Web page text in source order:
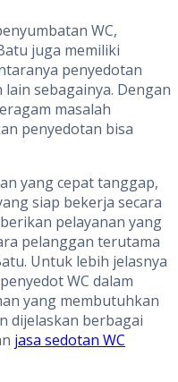
WC,
juga memiliki
penyedotan
sebagainya. Dengan
masalah
penyedotan bisa
yang cepat tanggap,
siap bekerja secara
pelayanan yang
pelanggan terutama
Untuk lebih jelasnya
WC dalam
yang membutuhkan
dijelaskan berbagai
jasa sedotan WC